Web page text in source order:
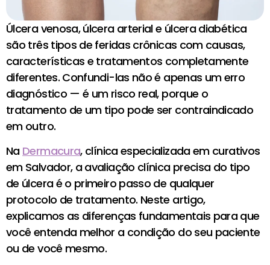
Úlcera venosa, úlcera arterial e úlcera diabética
são três tipos de feridas crônicas com causas,
características e tratamentos completamente
diferentes. Confundi-las não é apenas um erro
diagnóstico — é um risco real, porque o
tratamento de um tipo pode ser contraindicado
em outro.
Na Dermacura, clínica especializada em curativos
em Salvador, a avaliação clínica precisa do tipo
de úlcera é o primeiro passo de qualquer
protocolo de tratamento. Neste artigo,
explicamos as diferenças fundamentais para que
você entenda melhor a condição do seu paciente
ou de você mesmo.